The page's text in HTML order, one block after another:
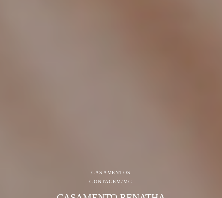
CASAMENTOS
CONTAGEM/MG